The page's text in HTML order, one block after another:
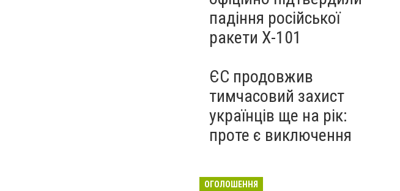
падіння російської
ракети Х-101
ЄС продовжив
тимчасовий захист
українців ще на рік:
проте є виключення
ОГОЛОШЕННЯ